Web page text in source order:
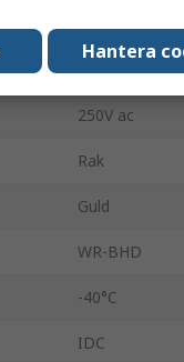
Utan hölje
Kabel
250V ac
Rak
Guld
WR-BHD
-40°C
IDC
Hantera